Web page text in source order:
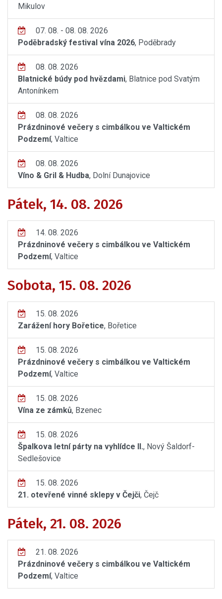
Mikulov
07. 08. - 08. 08. 2026
Poděbradský festival vína 2026, Poděbrady
08. 08. 2026
Blatnické búdy pod hvězdami, Blatnice pod Svatým
Antonínkem
08. 08. 2026
Prázdninové večery s cimbálkou ve Valtickém
Podzemí, Valtice
08. 08. 2026
Víno & Gril & Hudba, Dolní Dunajovice
Pátek, 14. 08. 2026
14. 08. 2026
Prázdninové večery s cimbálkou ve Valtickém
Podzemí, Valtice
Sobota, 15. 08. 2026
15. 08. 2026
Zarážení hory Bořetice, Bořetice
15. 08. 2026
Prázdninové večery s cimbálkou ve Valtickém
Podzemí, Valtice
15. 08. 2026
Vína ze zámků, Bzenec
15. 08. 2026
Špalkova letní párty na vyhlídce II., Nový Šaldorf-
Sedlešovice
15. 08. 2026
21. otevřené vinné sklepy v Čejči, Čejč
Pátek, 21. 08. 2026
21. 08. 2026
Prázdninové večery s cimbálkou ve Valtickém
Podzemí, Valtice